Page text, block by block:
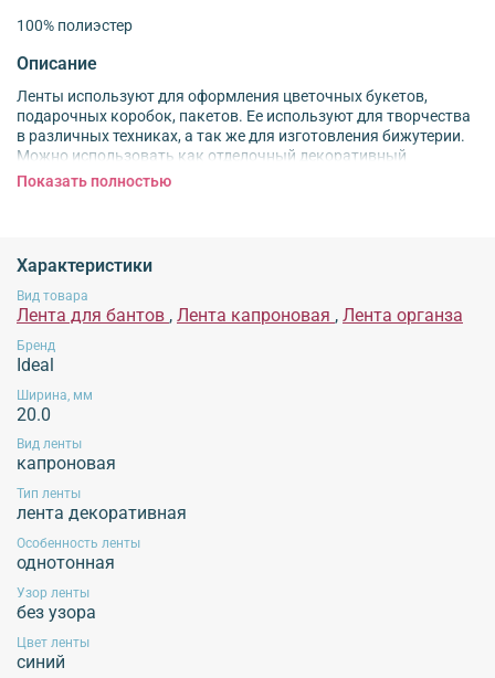
100% полиэстер
Описание
Ленты используют для оформления цветочных букетов,
подарочных коробок, пакетов. Ее используют для творчества
в различных техниках, а так же для изготовления бижутерии.
Можно использовать как отделочный декоративный
материал при пошиве одежды. Лента упакована в виде ролика
при высоких температурах, использование химических средств для стирки,
отбеливание, использование хлорсодержащих средств, отжим изделий в
стиральной машине, высокотемпературная обработка, отпаривание изделий.
Рекомендуется применять щадящие методы ухода, избегать воздействия
Эксплуатация продукции без учета данных рекомендаций не гарантирует
сохранение внешнего вида изделия!
Обязательной сертификации не подлежит!
Показать полностью
Характеристики
Вид товара
Лента для бантов , Лента капроновая , Лента органза
Бренд
Ideal
Ширина, мм
20.0
Вид ленты
капроновая
Тип ленты
лента декоративная
Особенность ленты
однотонная
Узор ленты
без узора
Цвет ленты
синий